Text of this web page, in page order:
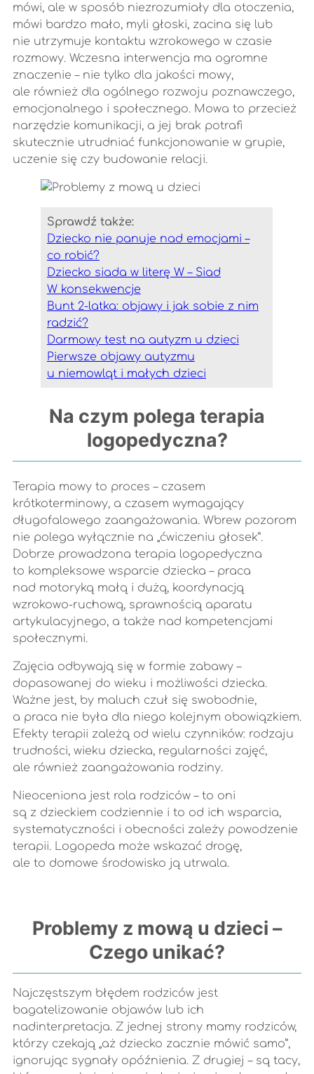
mówi, ale w sposób niezrozumiały dla otoczenia,
mówi bardzo mało, myli głoski, zacina się lub
nie utrzymuje kontaktu wzrokowego w czasie
rozmowy. Wczesna interwencja ma ogromne
znaczenie – nie tylko dla jakości mowy,
ale również dla ogólnego rozwoju poznawczego,
emocjonalnego i społecznego. Mowa to przecież
narzędzie komunikacji, a jej brak potrafi
skutecznie utrudniać funkcjonowanie w grupie,
uczenie się czy budowanie relacji.
Sprawdź także:
Dziecko nie panuje nad emocjami –
co robić?
Dziecko siada w literę W – Siad
W konsekwencje
Bunt 2-latka: objawy i jak sobie z nim
radzić?
Darmowy test na autyzm u dzieci
Pierwsze objawy autyzmu
u niemowląt i małych dzieci
Na czym polega terapia
logopedyczna?
Terapia mowy to proces – czasem
krótkoterminowy, a czasem wymagający
długofalowego zaangażowania. Wbrew pozorom
nie polega wyłącznie na „ćwiczeniu głosek”.
Dobrze prowadzona terapia logopedyczna
to kompleksowe wsparcie dziecka – praca
nad motoryką małą i dużą, koordynacją
wzrokowo-ruchową, sprawnością aparatu
artykulacyjnego, a także nad kompetencjami
społecznymi.
Zajęcia odbywają się w formie zabawy –
dopasowanej do wieku i możliwości dziecka.
Ważne jest, by maluch czuł się swobodnie,
a praca nie była dla niego kolejnym obowiązkiem.
Efekty terapii zależą od wielu czynników: rodzaju
trudności, wieku dziecka, regularności zajęć,
ale również zaangażowania rodziny.
Nieoceniona jest rola rodziców – to oni
są z dzieckiem codziennie i to od ich wsparcia,
systematyczności i obecności zależy powodzenie
terapii. Logopeda może wskazać drogę,
ale to domowe środowisko ją utrwala.
Problemy z mową u dzieci –
Czego unikać?
Najczęstszym błędem rodziców jest
bagatelizowanie objawów lub ich
nadinterpretacja. Z jednej strony mamy rodziców,
którzy czekają „aż dziecko zacznie mówić samo”,
ignorując sygnały opóźnienia. Z drugiej – są tacy,